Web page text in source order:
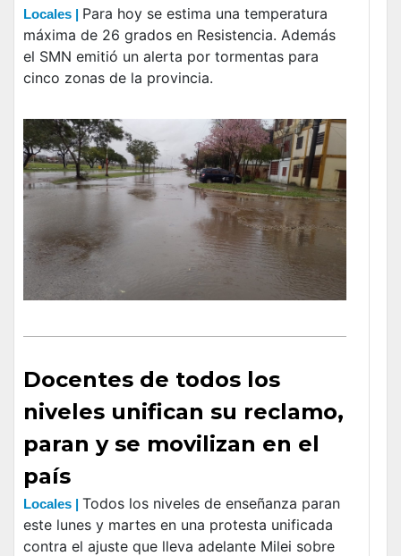
Locales | Para hoy se estima una temperatura
máxima de 26 grados en Resistencia. Además
el SMN emitió un alerta por tormentas para
cinco zonas de la provincia.
Docentes de todos los
niveles unifican su reclamo,
paran y se movilizan en el
país
Locales | Todos los niveles de enseñanza paran
este lunes y martes en una protesta unificada
contra el ajuste que lleva adelante Milei sobre